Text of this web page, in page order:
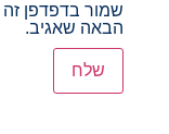
שמור בדפדפן
הבאה שאגיב.